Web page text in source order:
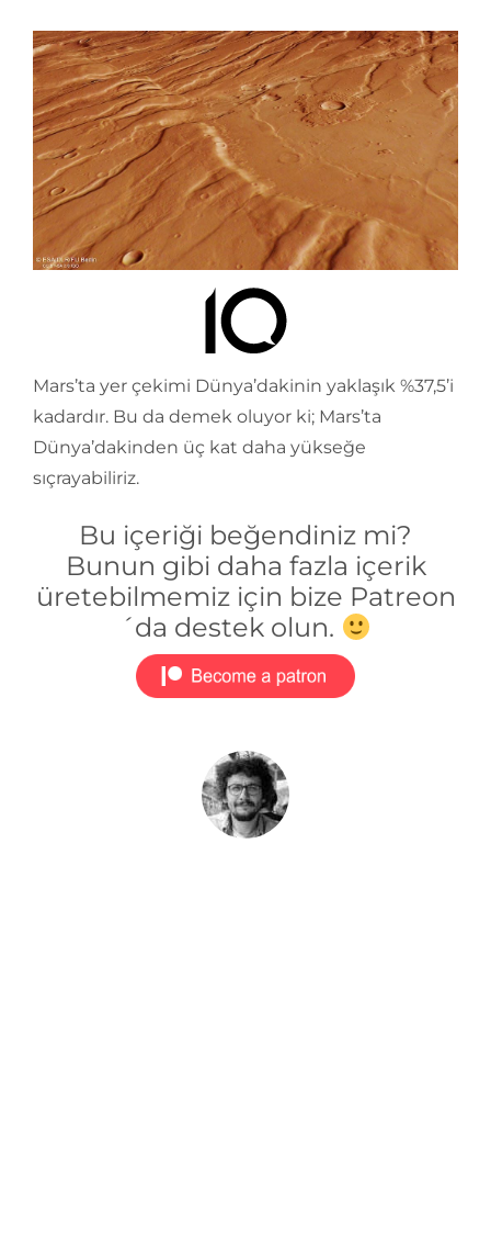
Mars’ta yer çekimi Dünya’dakinin yaklaşık %37,5’i
kadardır. Bu da demek oluyor ki; Mars’ta
Dünya’dakinden üç kat daha yükseğe
sıçrayabiliriz.
Bu içeriği beğendiniz mi?
Bunun gibi daha fazla içerik
üretebilmemiz için bize Patreon
´da destek olun.